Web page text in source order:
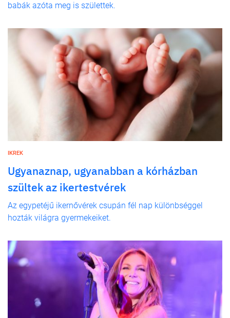
babák azóta meg is születtek.
IKREK
Ugyanaznap, ugyanabban a kórházban
szültek az ikertestvérek
Az egypetéjű ikernővérek csupán fél nap különbséggel
hozták világra gyermekeiket.